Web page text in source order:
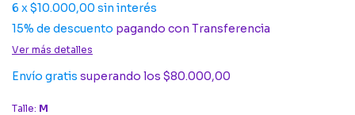
6 x$10.000,00 sin interés
15% de descuento pagando con Transferencia
Ver más detalles
Envío gratis superando los $80.000,00
Talle: M